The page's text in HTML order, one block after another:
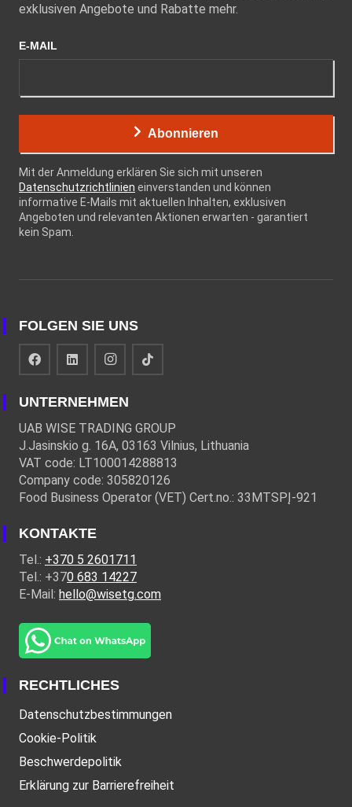
exklusiven Angebote und Rabatte mehr.
E-MAIL
Abonnieren
Mit der Anmeldung erklären Sie sich mit unseren
Datenschutzrichtlinien einverstanden und können
informative E-Mails mit aktuellen Inhalten, exklusiven
Angeboten und relevanten Aktionen erwarten - garantiert
kein Spam.
FOLGEN SIE UNS
UNTERNEHMEN
UAB WISE TRADING GROUP
J.Jasinskio g. 16A, 03163 Vilnius, Lithuania
VAT code: LT100014288813
Company code: 305820126
Food Business Operator (VET) Cert.no.: 33MTSPĮ-921
KONTAKTE
Tel.: +370 5 2601711
Tel.: +370 683 14227
E-Mail: hello@wisetg.com
RECHTLICHES
Datenschutzbestimmungen
Cookie-Politik
Beschwerdepolitik
Erklärung zur Barrierefreiheit